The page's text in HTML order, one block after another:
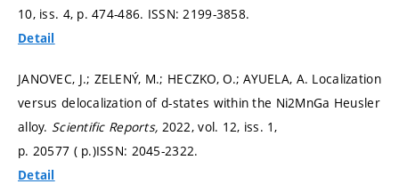
10, iss. 4, p. 474-486. ISSN: 2199-3858.
Detail
JANOVEC, J.; ZELENÝ, M.; HECZKO, O.; AYUELA, A. Localization
versus delocalization of d-states within the Ni2MnGa Heusler
alloy. Scientific Reports, 2022, vol. 12, iss. 1,
p. 20577 ( p.)ISSN: 2045-2322.
Detail